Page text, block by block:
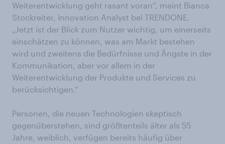
Weiterentwicklung geht rasant voran“, meint Bianca
Stockreiter, Innovation Analyst bei TRENDONE.
„Jetzt ist der Blick zum Nutzer wichtig, um einerseits
einschätzen zu können, was am Markt bestehen
wird und zweitens die Bedürfnisse und Ängste in der
Kommunikation, aber vor allem in der
Weiterentwicklung der Produkte und Services zu
berücksichtigen.“
Personen, die neuen Technologien skeptisch
gegenüberstehen, sind größtenteils älter als 55
Jahre, weiblich, verfügen bereits häufig über